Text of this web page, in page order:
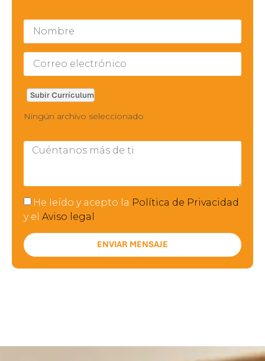
Ningún archivo seleccionado
He leído y acepto la Política de Privacidad
y el Aviso legal
ENVIAR MENSAJE